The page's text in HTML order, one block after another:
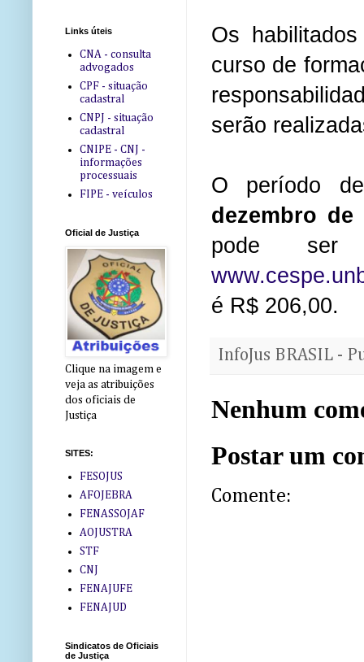
Os
curso de
serão
O período
dezembro de
pode ser
é R$ 206,00.
InfoJus BRASIL -
Nenhum
Postar um
Comente:
Links úteis
CNA - consulta
advogados
CPF - situação
cadastral
CNPJ - situação
cadastral
CNIPE - CNJ -
informações
processuais
FIPE - veículos
Oficial de Justiça
Clique na imagem e
veja as atribuições
dos oficiais de
Justiça
SITES:
FESOJUS
AFOJEBRA
FENASSOJAF
AOJUSTRA
STF
CNJ
FENAJUFE
FENAJUD
Sindicatos de Oficiais
de Justiça